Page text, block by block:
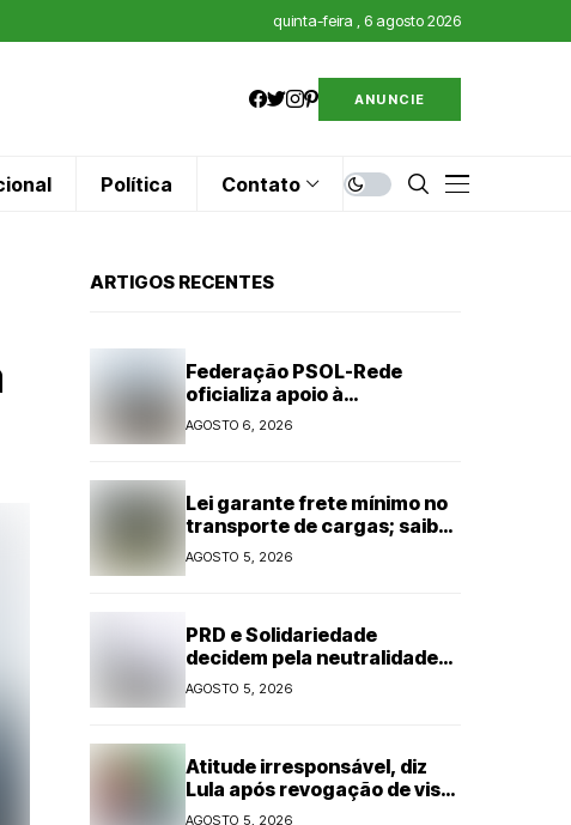
quinta-feira , 6 agosto 2026
ANUNCIE
Política Contato
ARTIGOS RECENTES
Federação PSOL-Rede
oficializa apoio à
candidatura de Lula à
reeleição
AGOSTO 6, 2026
Lei garante frete mínimo no
transporte de cargas; saiba
o que muda
AGOSTO 5, 2026
PRD e Solidariedade
decidem pela neutralidade
na eleição presidencial
AGOSTO 5, 2026
Atitude irresponsável, diz
Lula após revogação de visto
de embaixadora
AGOSTO 5, 2026